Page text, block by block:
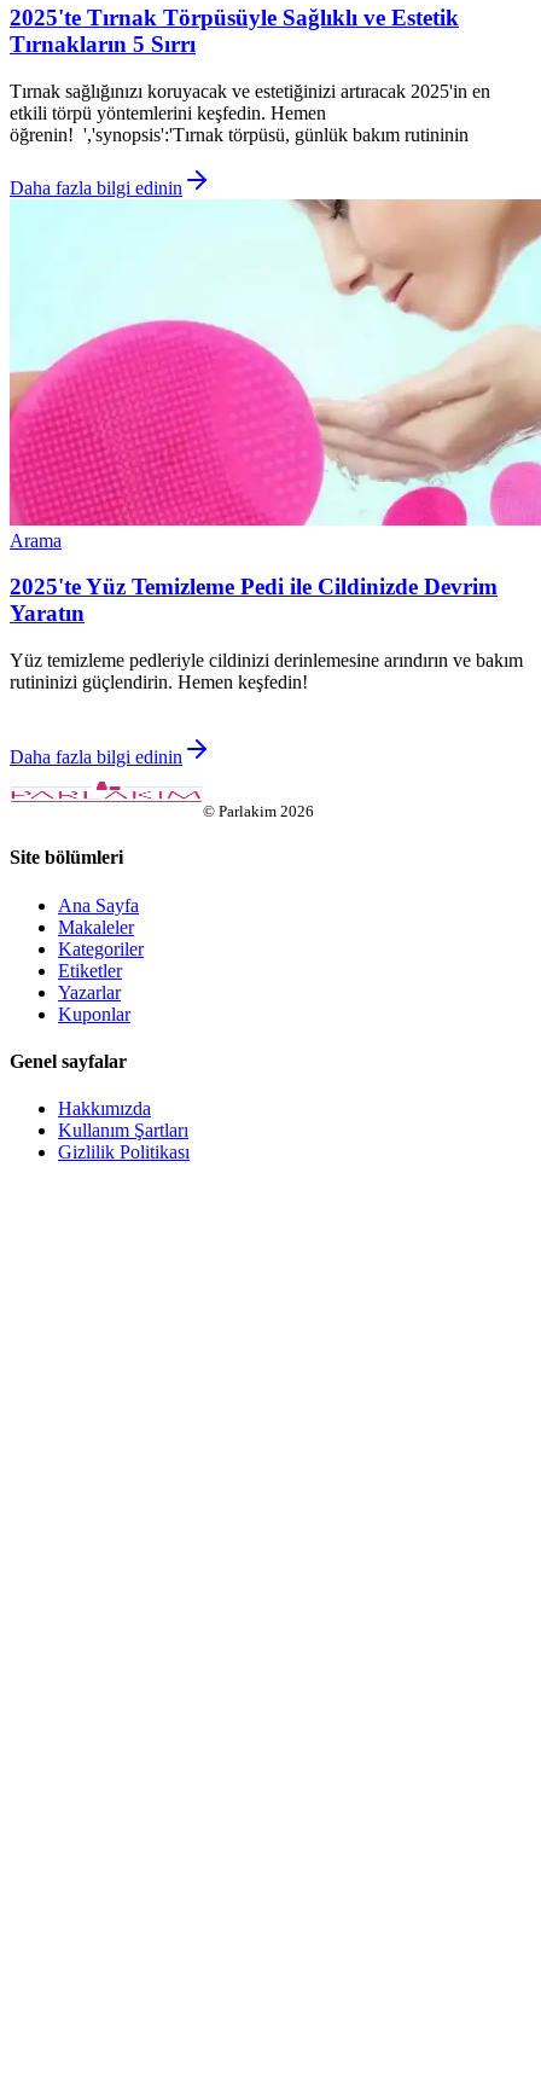
2025'te Tırnak Törpüsüyle Sağlıklı ve Estetik
Tırnakların 5 Sırrı
Tırnak sağlığınızı koruyacak ve estetiğinizi artıracak 2025'in en
etkili törpü yöntemlerini keşfedin. Hemen
öğrenin! ','synopsis':'Tırnak törpüsü, günlük bakım rutininin
Daha fazla bilgi edinin
Arama
2025'te Yüz Temizleme Pedi ile Cildinizde Devrim
Yaratın
Yüz temizleme pedleriyle cildinizi derinlemesine arındırın ve bakım
rutininizi güçlendirin. Hemen keşfedin!
Daha fazla bilgi edinin
© Parlakim 2026
Site bölümleri
Ana Sayfa
Makaleler
Kategoriler
Etiketler
Yazarlar
Kuponlar
Genel sayfalar
Hakkımızda
Kullanım Şartları
Gizlilik Politikası